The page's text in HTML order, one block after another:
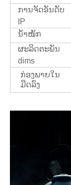
ການຈັດອັນດັບ
IP
ນ້ຳໜັກ
ຜະລິດຕະພັນ
dims
ກ່ອງພາຍໃນ
ມືດລົງ